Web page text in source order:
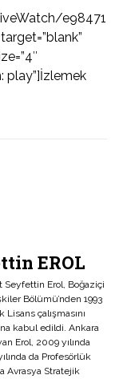
e98471
play”]İzlemek
EROL
Seyfettin Erol, Boğaziçi
Bölümü’nden 1993
Lisans çalışmasını
kabul edildi. Ankara
Erol, 2009 yılında
da Profesörlük
Avrasya Stratejik